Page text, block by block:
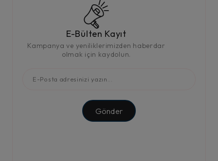
E-Bülten Kayıt
Kampanya ve yeniliklerimizden haberdar
olmak için kaydolun.
Gönder